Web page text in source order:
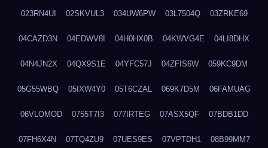
023RN4UI 02SKVUL3 034UW6PW 03L7504Q 03ZRKE69
04CAZD3N 04EDWV8I 04H0HX0B 04KWVG4E 04LI8DHX
04N4JN2X 04QX9S1E 04YFC57J 04ZFIS6W 059KC9DM
05G55WBQ 05IXW4Y0 05T6CZAL 069K7D5M 06FAMUAG
06VLOMOD 0755T7I3 077IRTEG 07ASX5QF 07BDB1DD
07FH6X4N 07TQ4ZU9 07UES9ES 07VPTDH1 08B99MM7